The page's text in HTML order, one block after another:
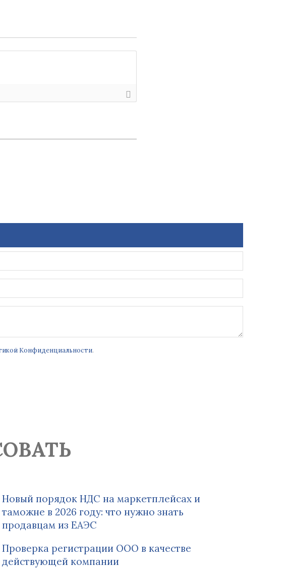
Конфиденциальности.
Новый порядок НДС на маркетплейсах и
таможне в 2026 году: что нужно знать
продавцам из ЕАЭС
Проверка регистрации ООО в качестве
действующей компании